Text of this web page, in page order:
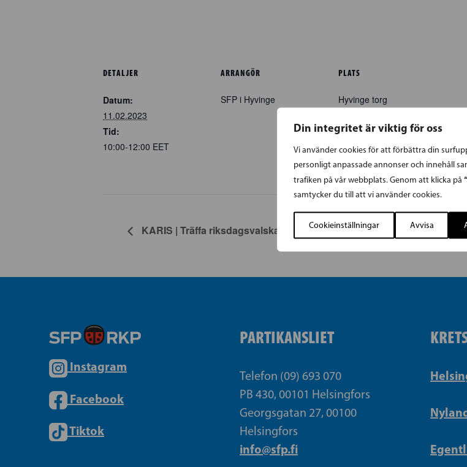
Din integritet är viktig för oss
Vi använder cookies för att förbättra din
personligt anpassade annonser och innehåll
trafiken på vår webbplats. Genom att klicka på
samtycker du till att vi använder cookies.
Cookieinställningar Avvisa
DETALJER
Datum:
11.02.2023
Tid:
10:00-12:00 EET
ARRANGÖR
SFP i Hyvinge
PLATS
Hyvinge torg
Map
KARIS | Träffa riksdagsvalskandidater
Instagram
Facebook
Tiktok
PARTIKANSLIET
Telefon (09) 693 070
PB 430, 00101 Helsingfors
Georgsgatan 27, 00100
Helsingfors
info@sfp.fi